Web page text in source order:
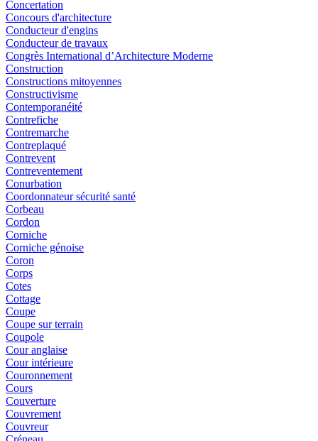
Concertation
Concours d'architecture
Conducteur d'engins
Conducteur de travaux
Congrès International d’Architecture Moderne
Construction
Constructions mitoyennes
Constructivisme
Contemporanéité
Contrefiche
Contremarche
Contreplaqué
Contrevent
Contreventement
Conurbation
Coordonnateur sécurité santé
Corbeau
Cordon
Corniche
Corniche génoise
Coron
Corps
Cotes
Cottage
Coupe
Coupe sur terrain
Coupole
Cour anglaise
Cour intérieure
Couronnement
Cours
Couverture
Couvrement
Couvreur